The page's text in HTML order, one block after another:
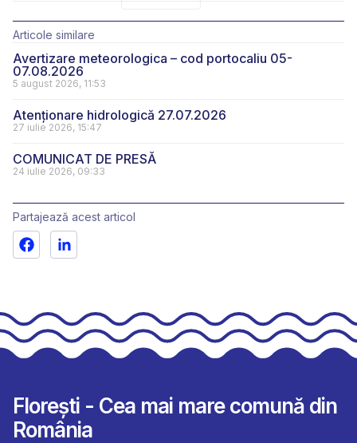
Articole similare
Avertizare meteorologica – cod portocaliu 05-
07.08.2026
5 august 2026, 11:53
Atenționare hidrologică 27.07.2026
27 iulie 2026, 15:47
COMUNICAT DE PRESĂ
24 iulie 2026, 09:33
Partajează acest articol
Florești - Cea mai mare comună din
România